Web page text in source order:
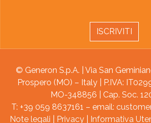
ISCRIVITI
© Generon S.p.A. | Via San
Prospero (MO) – Italy | P.IVA:
MO-348856 | Cap. Soc.
T: +39 059 8637161 – email:
Note legali
Privacy| Informativa